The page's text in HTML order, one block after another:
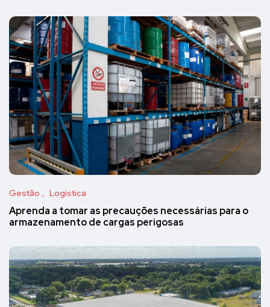
Gestão Logística
Aprenda a tomar as precauções necessárias para o
armazenamento de cargas perigosas